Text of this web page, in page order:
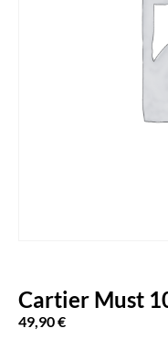
Cartier Must
49,90€